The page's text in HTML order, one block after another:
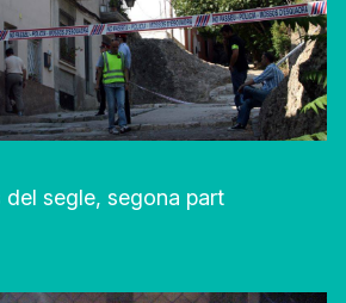
del segle, segona part